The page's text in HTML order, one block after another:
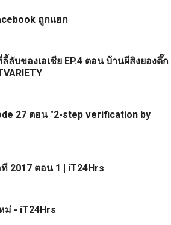
ถูกแฮก
ลับของเอเชีย EP.4 ตอน บ้านผีสิงยองดึ๊ก
27 ตอน "2-step verification by
ที 2017 ตอน 1 | iT24Hrs
ม่ - iT24Hrs